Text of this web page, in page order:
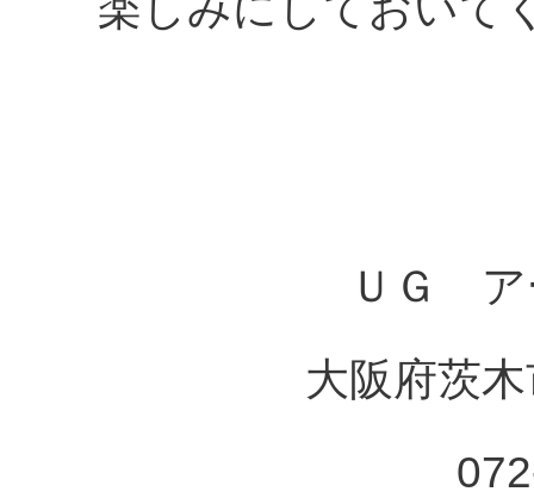
ＵＧ ア
大阪府茨